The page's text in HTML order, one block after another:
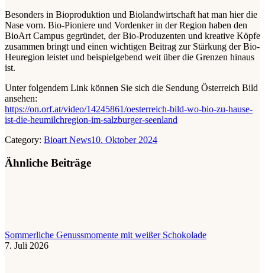
Besonders in Bioproduktion und Biolandwirtschaft hat man hier die
Nase vorn. Bio-Pioniere und Vordenker in der Region haben den
BioArt Campus gegründet, der Bio-Produzenten und kreative Köpfe
zusammen bringt und einen wichtigen Beitrag zur Stärkung der Bio-
Heuregion leistet und beispielgebend weit über die Grenzen hinaus
ist.
Unter folgendem Link können Sie sich die Sendung Österreich Bild
ansehen:
https://on.orf.at/video/14245861/oesterreich-bild-wo-bio-zu-hause-
ist-die-heumilchregion-im-salzburger-seenland
Category: Bioart News10. Oktober 2024
Ähnliche Beiträge
Sommerliche Genussmomente mit weißer Schokolade
7. Juli 2026